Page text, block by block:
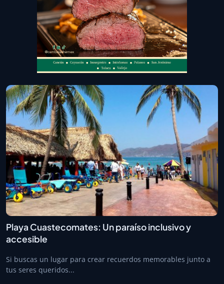
Playa Cuastecomates: Un paraíso inclusivo y
accesible
Si buscas un lugar para crear recuerdos memorables junto a
tus seres queridos...